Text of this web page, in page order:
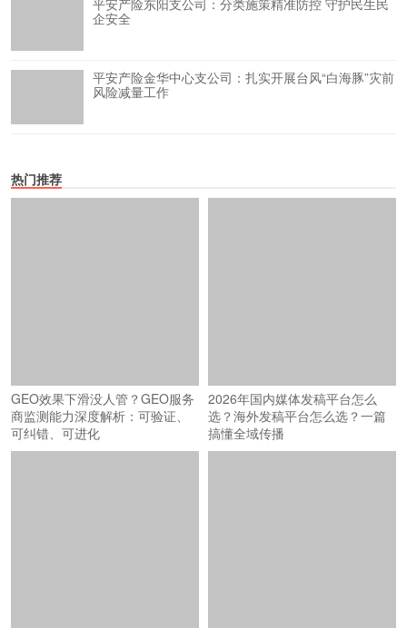
平安产险东阳支公司：分类施策精准防控 守护民生民
企安全
平安产险金华中心支公司：扎实开展台风“白海豚”灾前
风险减量工作
热门推荐
GEO效果下滑没人管？GEO服务
商监测能力深度解析：可验证、
可纠错、可进化
2026年国内媒体发稿平台怎么
选？海外发稿平台怎么选？一篇
搞懂全域传播